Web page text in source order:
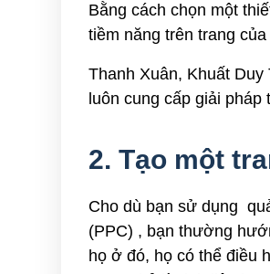
Bằng cách chọn một
tiềm năng trên trang
Thanh Xuân, Khuất
luôn cung cấp giải
2. Tạo một
Cho dù bạn sử dụng
(PPC) , bạn thường
họ ở đó, họ có thể điều